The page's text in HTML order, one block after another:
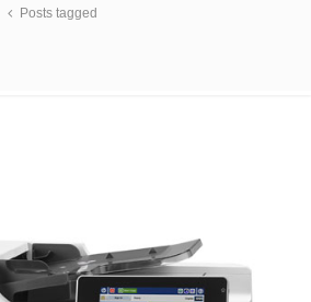
Posts tagged "پرینتر لیزری سه کاره"